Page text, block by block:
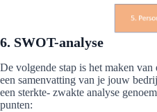
6. SWOT-analyse
De volgende stap is het maken van
een samenvatting van je jouw
een sterkte- zwakte analyse
punten: